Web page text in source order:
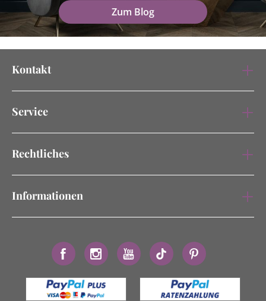
Zum Blog
Kontakt
Service
Rechtliches
Informationen